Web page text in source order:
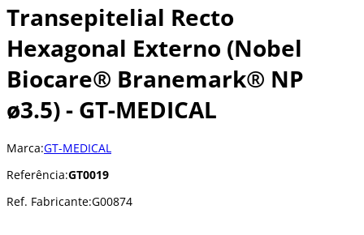
Transepitelial Recto
Hexagonal Externo (Nobel
Biocare® Branemark® NP
ø3.5) - GT-MEDICAL
Marca:GT-MEDICAL
Referência:GT0019
Ref. Fabricante:G00874